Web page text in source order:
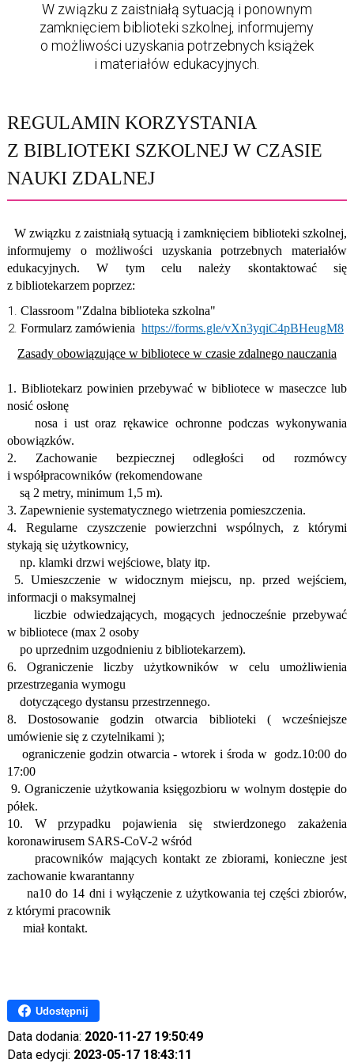
W związku z zaistniałą sytuacją i ponownym
zamknięciem biblioteki szkolnej, informujemy
o możliwości uzyskania potrzebnych książek
i materiałów edukacyjnych.
REGULAMIN KORZYSTANIA
Z BIBLIOTEKI SZKOLNEJ W CZASIE
NAUKI ZDALNEJ
W związku z zaistniałą sytuacją i zamknięciem biblioteki szkolnej,
informujemy o możliwości uzyskania potrzebnych materiałów
edukacyjnych.W tym celu należy skontaktować się
z bibliotekarzem poprzez:
Classroom "Zdalna biblioteka szkolna"
Formularz zamówienia https://forms.gle/vXn3yqiC4pBHeugM8
Zasady obowiązujące w bibliotece w czasie zdalnego nauczania
1. Bibliotekarz powinien przebywać w bibliotece w maseczcelub
nosić osłonę
nosa i ust oraz rękawice ochronne podczas wykonywania
obowiązków.
2. Zachowanie bezpiecznej odległości od rozmówcy
i współpracowników (rekomendowane
są 2 metry, minimum 1,5 m).
3. Zapewnienie systematycznego wietrzenia pomieszczenia.
4. Regularne czyszczenie powierzchni wspólnych, z którymi
stykają się użytkownicy,
np. klamki drzwi wejściowe, blaty itp.
5. Umieszczenie w widocznym miejscu, np. przed wejściem,
informacji o maksymalnej
liczbie odwiedzających, mogących jednocześnie przebywać
w bibliotece (max 2 osoby
po uprzednim uzgodnieniu z bibliotekarzem).
6. Ograniczenie liczby użytkowników w celu umożliwienia
przestrzegania wymogu
dotyczącego dystansu przestrzennego.
8. Dostosowanie godzin otwarcia biblioteki ( wcześniejsze
umówienie się z czytelnikami );
ograniczenie godzin otwarcia -wtorek i środa w godz.10:00 do
1 7:00
9. Ograniczenie użytkowania księgozbioru w wolnym dostępie do
półek.
10. W przypadku pojawienia się stwierdzonego zakażenia
koronawirusem SARS-CoV-2 wśród
pracowników mających kontakt ze zbiorami, konieczne jest
zachowanie kwarantanny
na10 do 14 dni i wyłączenie z użytkowania tej części zbiorów,
z którymi pracownik
miał kontakt.
Udostępnij
Data dodania: 2020-11-27 19:50:49
Data edycji: 2023-05-17 18:43:11